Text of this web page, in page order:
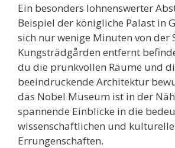
Ein besonders lohnenswerter
Beispiel der königliche Palast in
sich nur wenige Minuten von der
Kungsträdgården entfernt
du die prunkvollen Räume und
beeindruckende Architektur
das Nobel Museum ist in der
spannende Einblicke in die
wissenschaftlichen und
Errungenschaften.